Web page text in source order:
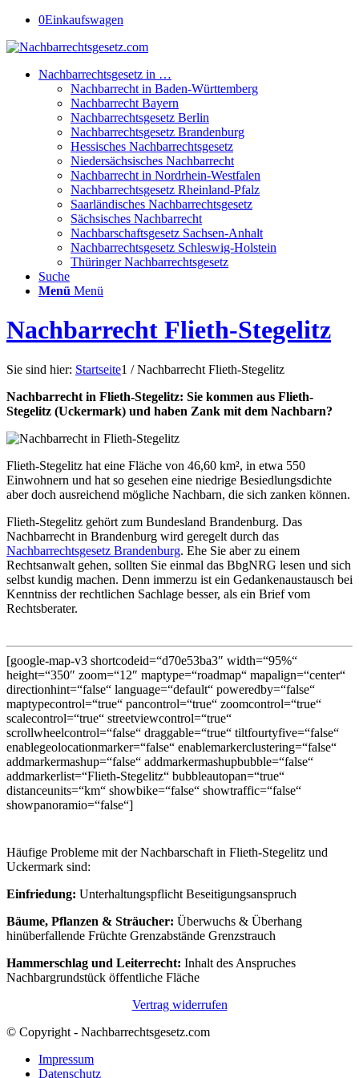
0Einkaufswagen
Nachbarrechtsgesetz in …
Nachbarrecht in Baden-Württemberg
Nachbarrecht Bayern
Nachbarrechtsgesetz Berlin
Nachbarrechtsgesetz Brandenburg
Hessisches Nachbarrechtsgesetz
Niedersächsisches Nachbarrecht
Nachbarrecht in Nordrhein-Westfalen
Nachbarrechtsgesetz Rheinland-Pfalz
Saarländisches Nachbarrechtsgesetz
Sächsisches Nachbarrecht
Nachbarschaftsgesetz Sachsen-Anhalt
Nachbarrechtsgesetz Schleswig-Holstein
Thüringer Nachbarrechtsgesetz
Suche
Menü Menü
Nachbarrecht Flieth-Stegelitz
Sie sind hier: Startseite1 / Nachbarrecht Flieth-Stegelitz
Nachbarrecht in Flieth-Stegelitz: Sie kommen aus Flieth-
Stegelitz (Uckermark) und haben Zank mit dem Nachbarn?
Flieth-Stegelitz hat eine Fläche von 46,60 km², in etwa 550
Einwohnern und hat so gesehen eine niedrige Besiedlungsdichte
aber doch ausreichend mögliche Nachbarn, die sich zanken können.
Flieth-Stegelitz gehört zum Bundesland Brandenburg. Das
Nachbarrecht in Brandenburg wird geregelt durch das
Nachbarrechtsgesetz Brandenburg. Ehe Sie aber zu einem
Rechtsanwalt gehen, sollten Sie einmal das BbgNRG lesen und sich
selbst kundig machen. Denn immerzu ist ein Gedankenaustausch bei
Kenntniss der rechtlichen Sachlage besser, als ein Brief vom
Rechtsberater.
[google-map-v3 shortcodeid=“d70e53ba3″ width=“95%“
height=“350″ zoom=“12″ maptype=“roadmap“ mapalign=“center“
directionhint=“false“ language=“default“ poweredby=“false“
maptypecontrol=“true“ pancontrol=“true“ zoomcontrol=“true“
scalecontrol=“true“ streetviewcontrol=“true“
scrollwheelcontrol=“false“ draggable=“true“ tiltfourtyfive=“false“
enablegeolocationmarker=“false“ enablemarkerclustering=“false“
addmarkermashup=“false“ addmarkermashupbubble=“false“
addmarkerlist=“Flieth-Stegelitz“ bubbleautopan=“true“
distanceunits=“km“ showbike=“false“ showtraffic=“false“
showpanoramio=“false“]
Häufige Probleme mit der Nachbarschaft in Flieth-Stegelitz und
Uckermark sind:
Einfriedung: Unterhaltungspflicht Beseitigungsanspruch
Bäume, Pflanzen & Sträucher: Überwuchs & Überhang
hinüberfallende Früchte Grenzabstände Grenzstrauch
Hammerschlag und Leiterrecht: Inhalt des Anspruches
Nachbargrundstück öffentliche Fläche
Vertrag widerrufen
© Copyright - Nachbarrechtsgesetz.com
Impressum
Datenschutz